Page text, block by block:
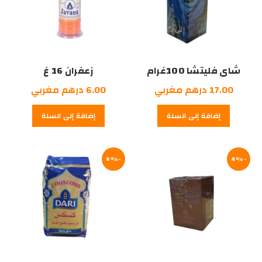
شاي فليتشا 100غرام
17.00 درهم مغربي
إضافة إلى السلة
زعفران 16 غ
6.00 درهم مغربي
إضافة إلى السلة
-4%
-6%